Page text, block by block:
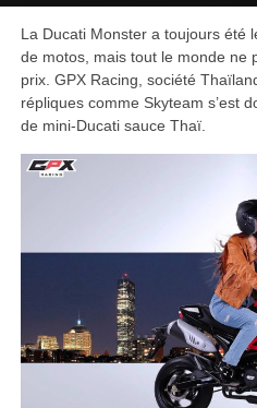
La Ducati Monster a toujours été
de motos, mais tout le monde ne
prix. GPX Racing, société
répliques comme Skyteam s’est
de mini-Ducati sauce Thaï.